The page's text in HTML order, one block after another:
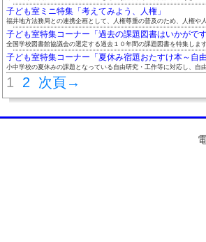
子ども室ミニ特集「考えてみよう、人権」
福井地方法務局との連携企画として、人権尊重の普及のため、人権や人
子ども室特集コーナー「過去の課題図書はいかがです
全国学校図書館協議会の選定する過去１０年間の課題図書を特集します
子ども室特集コーナー「夏休み宿題おたすけ本～自由
小中学校の夏休みの課題となっている自由研究・工作等に対応し、自由
1 2 次頁→